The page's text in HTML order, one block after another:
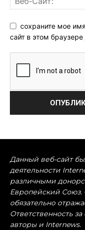
сохраните мое
сайт в этом
Данный веб-сайт
деятельности
различными
Европейский
обязательно
Ответственность
авторы и Internews.